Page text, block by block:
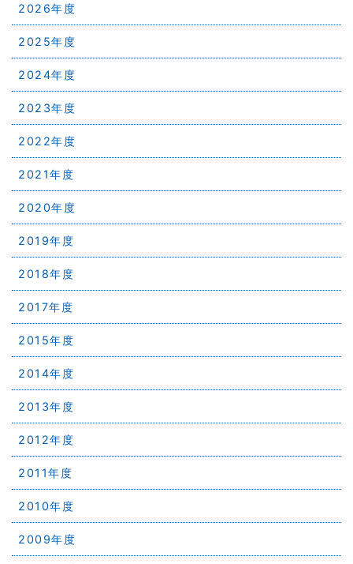
2026年度
2025年度
2024年度
2023年度
2022年度
2021年度
2020年度
2019年度
2018年度
2017年度
2015年度
2014年度
2013年度
2012年度
2011年度
2010年度
2009年度